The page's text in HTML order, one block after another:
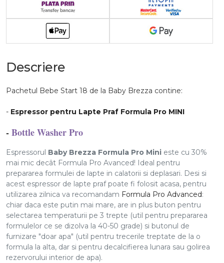
Descriere
Pachetul Bebe Start 18 de la Baby Brezza contine:
- Espressor pentru Lapte Praf Formula Pro MINI
-Bottle Washer Pro
Espressorul Baby Brezza Formula Pro Mini este cu 30%
mai mic decât Formula Pro Avanced! Ideal pentru
prepararea formulei de lapte in calatorii si deplasari. Desi si
acest espressor de lapte praf poate fi folosit acasa, pentru
utilizarea zilnica va recomandam Formula Pro Advanced:
chiar daca este putin mai mare, are in plus buton pentru
selectarea temperaturii pe 3 trepte (util pentru prepararea
formulelor ce se dizolva la 40-50 grade) si butonul de
furnizare "doar apa" (util pentru trecerile treptate de la o
formula la alta, dar si pentru decalcifierea lunara sau golirea
rezervorului interior de apa).